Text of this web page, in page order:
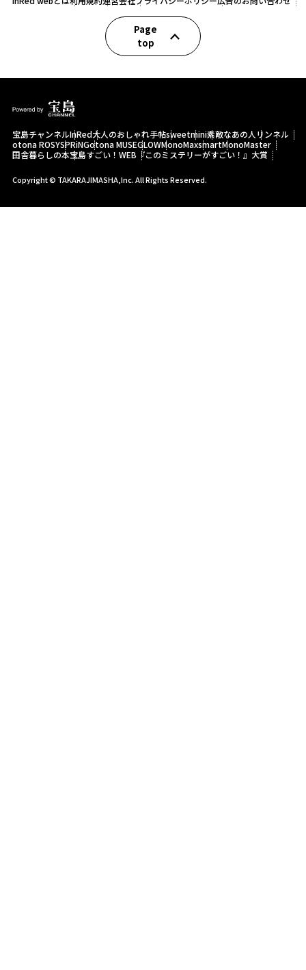
Page
top
宝島チャンネルInRed大人のおしゃれ手帖sweetmini素敵なあの人 リンネル
otona ROSYSPRiNGotona MUSEGLOWMonoMaxsmartMonoMaster
田舎暮らしの本宝島すごい！WEB 『このミステリーがすごい！』大賞
Copyright © TAKARAJIMASHA,Inc. All Rights Reserved.